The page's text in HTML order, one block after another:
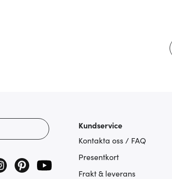
Kundservice
Kontakta oss / FAQ
Presentkort
Frakt & leverans